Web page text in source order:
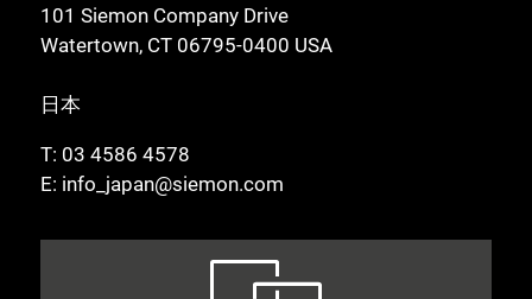
101 Siemon Company Drive
Watertown, CT 06795-0400 USA
日本
T: 03 4586 4578
E: info_japan@siemon.com